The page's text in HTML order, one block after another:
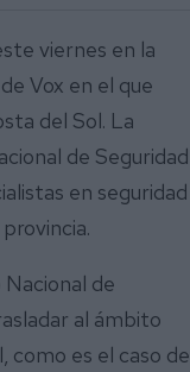
viernes en la
Vox en el que
del Sol. La
de Seguridad
en seguridad
de
al ámbito
como es el caso de